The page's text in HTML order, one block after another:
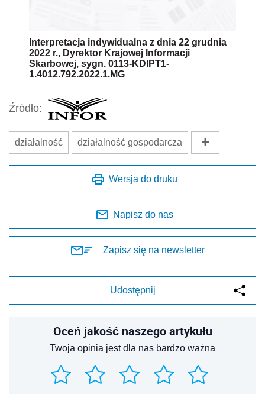
Interpretacja indywidualna z dnia 22 grudnia
2022 r., Dyrektor Krajowej Informacji
Skarbowej, sygn. 0113-KDIPT1-
1.4012.792.2022.1.MG
Źródło:
działalność działalność gospodarcza
Wersja do druku
Napisz do nas
Zapisz się na newsletter
Udostępnij
Oceń jakość naszego artykułu
Twoja opinia jest dla nas bardzo ważna